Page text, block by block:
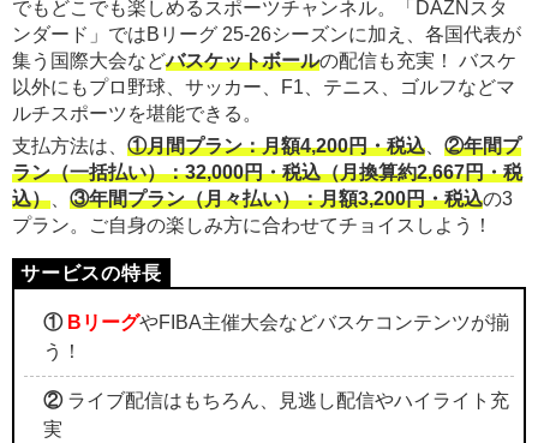
でもどこでも楽しめるスポーツチャンネル。「DAZNスタ
ンダード」ではBリーグ 25-26シーズンに加え、各国代表が
集う国際大会などバスケットボールの配信も充実！ バスケ
以外にもプロ野球、サッカー、F1、テニス、ゴルフなどマ
ルチスポーツを堪能できる。
支払方法は、 ①月間プラン：月額4,200円・税込、 ②年間プ
ラン（一括払い）：32,000円・税込（月換算約2,667円・税
込）、 ③年間プラン（月々払い）：月額3,200円・税込の3
プラン。ご自身の楽しみ方に合わせてチョイスしよう！
① BリーグやFIBA主催大会などバスケコンテンツが揃
う！
②ライブ配信はもちろん、見逃し配信やハイライト充
実